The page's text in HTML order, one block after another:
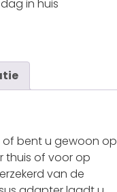
in huis
bent u gewoon op
thuis of voor op
van de